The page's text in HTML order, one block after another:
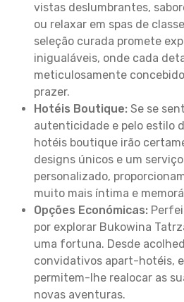
vistas deslumbrantes,
ou relaxar em spas de
seleção curada promete
inigualáveis, onde cada
meticulosamente
prazer.
Hotéis Boutique: Se se
autenticidade e pelo estilo
hotéis boutique irão
designs únicos e um
personalizado,
muito mais íntima e
Opções Económicas:
por explorar Bukowina
uma fortuna. Desde
convidativos apart-hotéis,
permitem-lhe realocar as
novas aventuras.